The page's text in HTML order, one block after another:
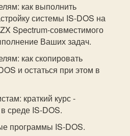
как выполнить
системы IS-DOS на
Spectrum-совместимого
Ваших задач.
как скопировать
и остаться при этом в
краткий курс -
среде IS-DOS.
программы IS-DOS.